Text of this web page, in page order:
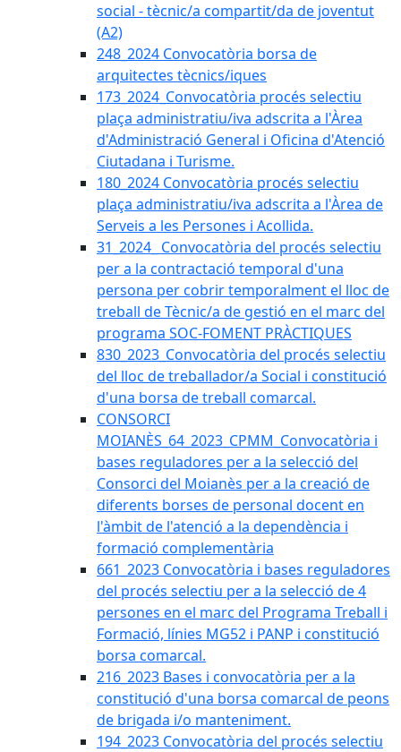
social - tècnic/a compartit/da de joventut
(A2)
248_2024 Convocatòria borsa de
arquitectes tècnics/iques
173_2024_Convocatòria procés selectiu
plaça administratiu/iva adscrita a l'Àrea
d'Administració General i Oficina d'Atenció
Ciutadana i Turisme.
180_2024 Convocatòria procés selectiu
plaça administratiu/iva adscrita a l'Àrea de
Serveis a les Persones i Acollida.
31_2024_ Convocatòria del procés selectiu
per a la contractació temporal d'una
persona per cobrir temporalment el lloc de
treball de Tècnic/a de gestió en el marc del
programa SOC-FOMENT PRÀCTIQUES
830_2023_Convocatòria del procés selectiu
del lloc de treballador/a Social i constitució
d'una borsa de treball comarcal.
CONSORCI
MOIANÈS_64_2023_CPMM_Convocatòria i
bases reguladores per a la selecció del
Consorci del Moianès per a la creació de
diferents borses de personal docent en
l'àmbit de l'atenció a la dependència i
formació complementària
661_2023 Convocatòria i bases reguladores
del procés selectiu per a la selecció de 4
persones en el marc del Programa Treball i
Formació, línies MG52 i PANP i constitució
borsa comarcal.
216_2023 Bases i convocatòria per a la
constitució d'una borsa comarcal de peons
de brigada i/o manteniment.
194_2023 Convocatòria del procés selectiu